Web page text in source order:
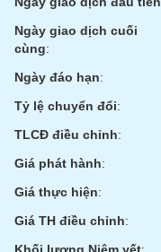
Ngày giao dịch cuối
cùng:
Ngày đáo hạn:
Tỷ lệ chuyển đổi:
TLCĐ điều chỉnh:
Giá phát hành:
Giá thực hiện:
Giá TH điều chỉnh:
DÙNG
THIẾT